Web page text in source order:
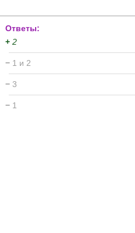
Ответы:
+ 2
− 1 и 2
− 3
− 1